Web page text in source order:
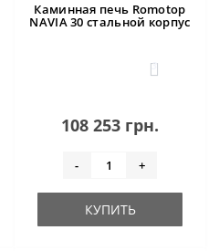
Каминная печь Romotop
NAVIA 30 стальной корпус
3
108 253 грн.
- +
КУПИТЬ